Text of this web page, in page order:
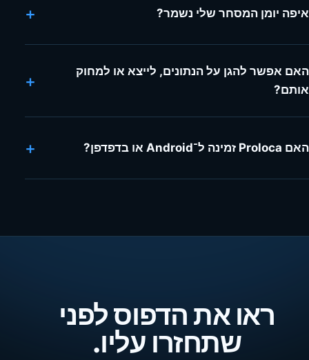
איפה יומן המסחר שלי נשמר? +
האם אפשר להגן על הנתונים, לייצא או למחוק
אותם?
+
האם Proloca זמינה ל־Android או בדפדפן? +
ראו את הדפוס לפני
שתחזרו עליו.